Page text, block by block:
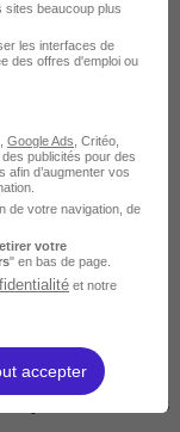
Courte
2 jours à 2 semaines
sites beaucoup plus
les interfaces de
des offres d'emploi ou
Google Ads , Critéo,
publicités pour des
afin d’augmenter vos
de votre navigation, de
votre
" en bas de page.
et notre
accepter